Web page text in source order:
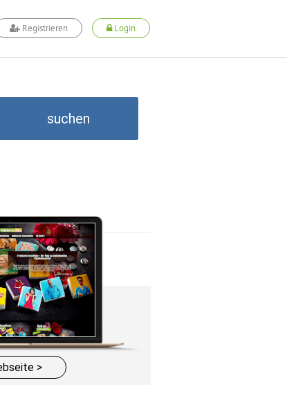
Registrieren Login
suchen
>